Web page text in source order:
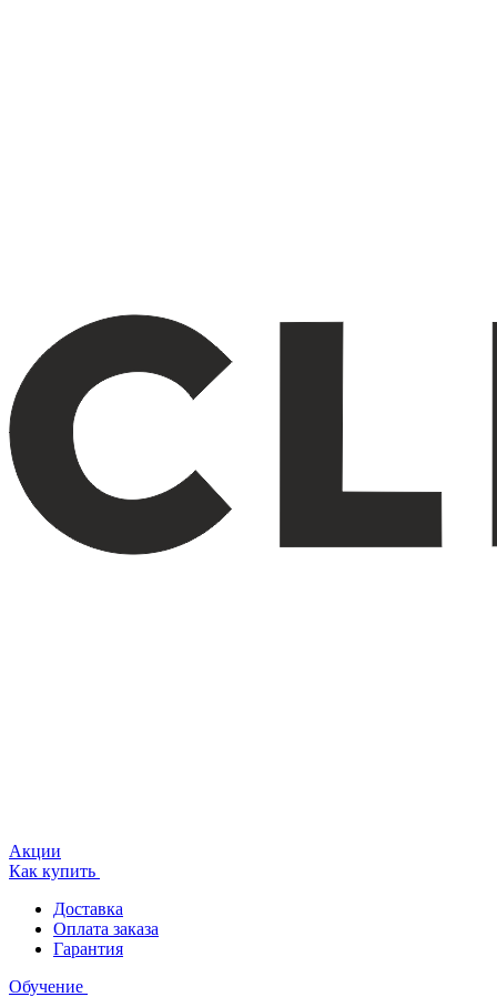
Акции
Как купить
Доставка
Оплата заказа
Гарантия
Обучение